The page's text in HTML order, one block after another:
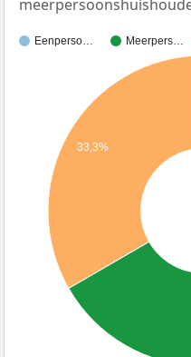
Eenperso… Meerpers…
33,3%